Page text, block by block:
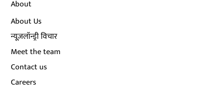
About
About Us
न्यूज़लॉन्ड्री विचार
Meet the team
Contact us
Careers